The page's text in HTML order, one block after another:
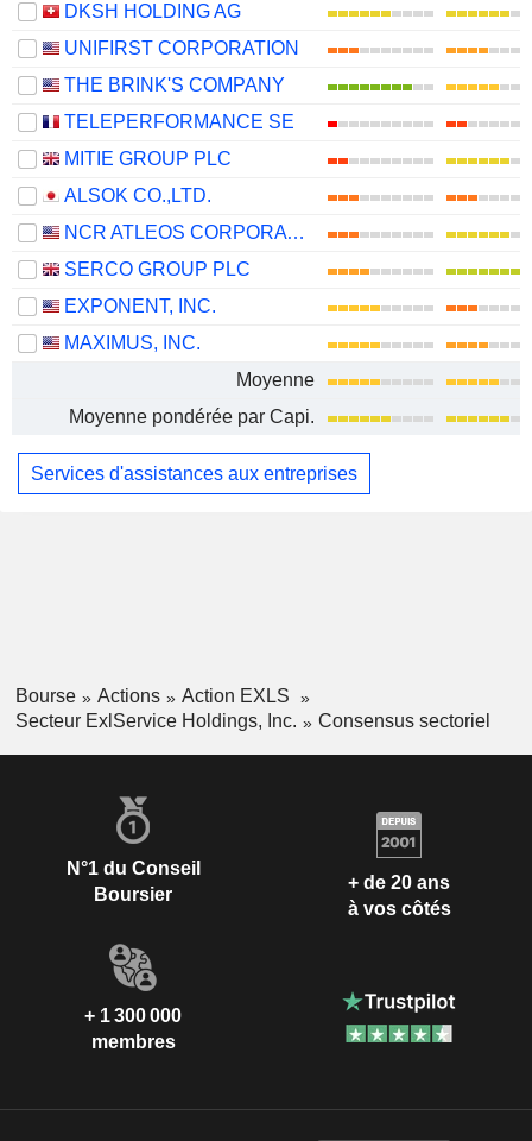
DKSH HOLDING AG
UNIFIRST CORPORATION
THE BRINK'S COMPANY
TELEPERFORMANCE SE
MITIE GROUP PLC
ALSOK CO.,LTD.
NCR ATLEOS CORPORATION
SERCO GROUP PLC
EXPONENT, INC.
MAXIMUS, INC.
Moyenne
Moyenne pondérée par Capi.
Services d'assistances aux entreprises
Bourse Actions
Action EXLS
Secteur ExlService Holdings, Inc.
Consensus sectoriel
N°1 du Conseil
Boursier
+ de 20 ans
à vos côtés
+ 1 300 000
membres